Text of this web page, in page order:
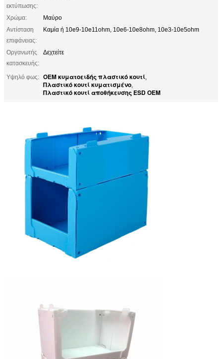
εκτύπωσης:
Χρώμα:
Μαύρο
Αντίσταση
επιφάνειας:
Καμία ή 10e9-10e11ohm, 10e6-10e8ohm, 10e3-10e5ohm
Οργανωτής
κατασκευής:
Δεχτείτε
Υψηλό φως: OEM κυματοειδής πλαστικό κουτί,
Πλαστικό κουτί κυματισμένο,
Πλαστικό κουτί αποθήκευσης ESD OEM